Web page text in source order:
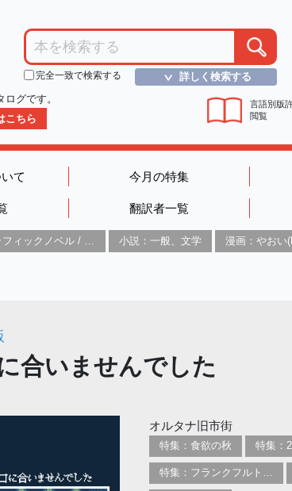
完全一致で検索する ＞
詳しく検索する
グです。
こちら
言語別版
閲覧
て 今月の特集
翻訳者一覧
小説：一般、文学 漫画：やおい
合いませんでした
オルタナ旧市街
特集：食欲の秋
特集：フランクフルト2025